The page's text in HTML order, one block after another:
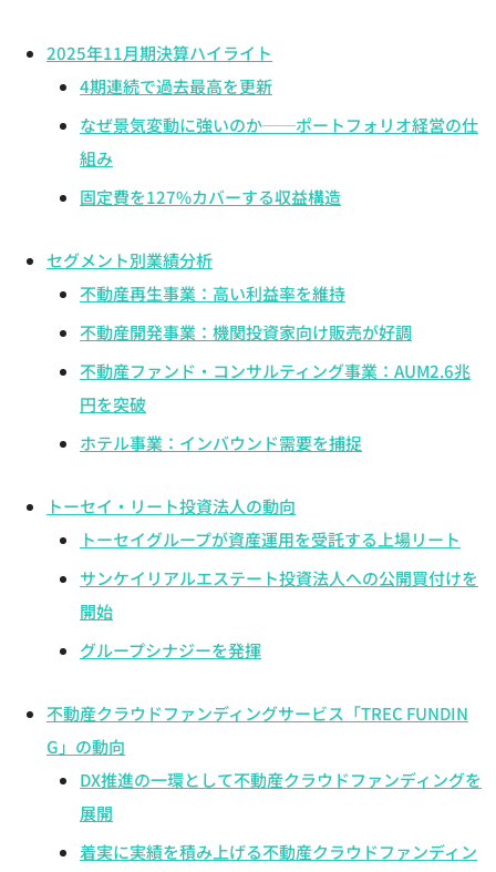
2025年11月期決算ハイライト
4期連続で過去最高を更新
なぜ景気変動に強いのか──ポートフォリオ経営の仕
組み
固定費を127%カバーする収益構造
セグメント別業績分析
不動産再生事業：高い利益率を維持
不動産開発事業：機関投資家向け販売が好調
不動産ファンド・コンサルティング事業：AUM2.6兆
円を突破
ホテル事業：インバウンド需要を捕捉
トーセイ・リート投資法人の動向
トーセイグループが資産運用を受託する上場リート
サンケイリアルエステート投資法人への公開買付けを
開始
グループシナジーを発揮
不動産クラウドファンディングサービス「TREC FUNDIN
G」の動向
DX推進の一環として不動産クラウドファンディングを
展開
着実に実績を積み上げる不動産クラウドファンディン